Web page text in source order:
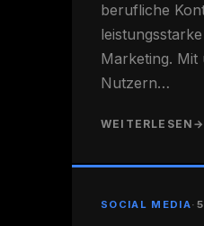
berufliche
Marketing.
Nutzern…
WEITERLESEN →
SOCIAL MEDIA·